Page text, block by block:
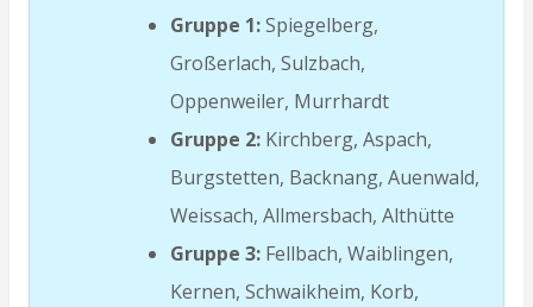
Gruppe 1:Spiegelberg,
Großerlach, Sulzbach,
Oppenweiler, Murrhardt
Gruppe 2: Kirchberg, Aspach,
Burgstetten, Backnang, Auenwald,
Weissach, Allmersbach, Althütte
Gruppe 3: Fellbach, Waiblingen,
Kernen, Schwaikheim, Korb,